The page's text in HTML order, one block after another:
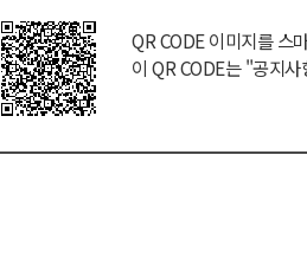
QR CODE 이미지를 스
이 QR CODE는"공지사